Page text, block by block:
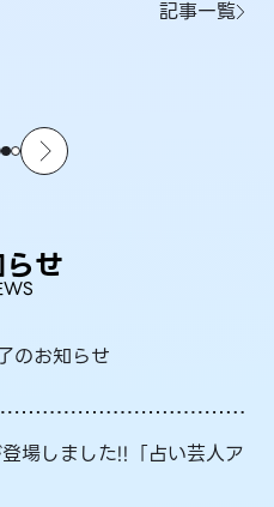
記事一覧
せ
のお知らせ
場しました!!「占い芸人ア